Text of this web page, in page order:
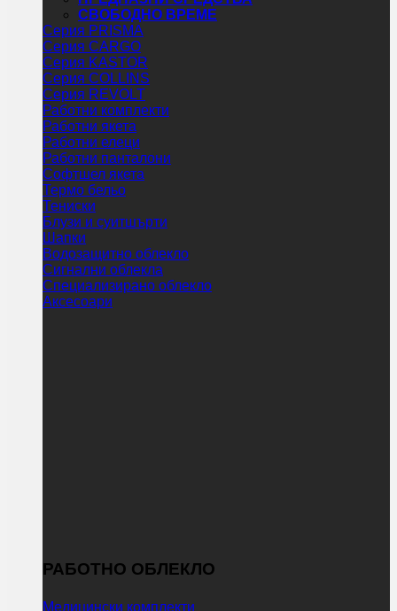
СВОБОДНО ВРЕМЕ
Серия PRISMA
Серия CARGO
Серия KASTOR
Серия COLLINS
Серия REVOLT
Работни комплекти
Работни якета
Работни елеци
Работни панталони
Софтшел якета
Термо бельо
Тениски
Блузи и суитшърти
Шапки
Водозащитно облекло
Сигнални облекла
Специализирано облекло
Аксесоари
РАБОТНО ОБЛЕКЛО
Медицински комплекти